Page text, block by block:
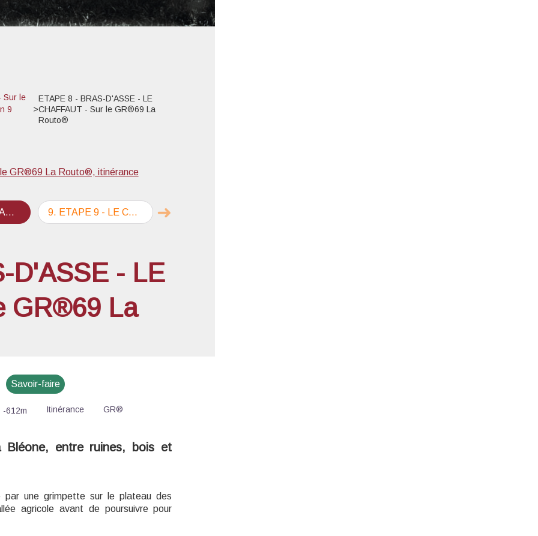
Sur le
9
>
ETAPE 8 - BRAS-D'ASSE - LE
CHAFFAUT - Sur le GR®69 La
Routo®
GR®69 La Routo®, itinérance
9. ETAPE 9 - LE CHAFFAUT - DIGNE-LES-BAINS - Sur le GR®69 La Routo® ➜Étape suivante
D'ASSE - LE
GR®69 La
Savoir-faire
-612m Itinérance GR®
Bléone, entre ruines, bois et
par une grimpette sur le plateau des
agricole avant de poursuivre pour